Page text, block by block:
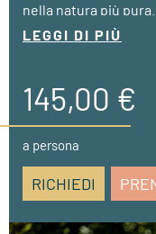
nella natura più pura.
• 1 massaggio Breuss
• 1 trattamento viso
LEGGI DI PIÙ
145,00 €
a persona
RICHIEDI